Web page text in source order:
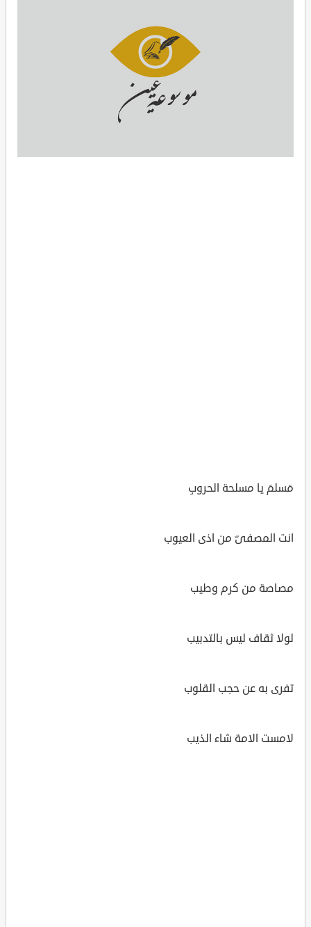
مَسلمَ يا مسلحة الحروبِ
انت المصفىّ من اذى العيوب
مصاصة من كرم وطيب
لولا ثقاف ليس بالتدبيب
تفرى به عن حجب القلوب
لامست الامة شاء الذيب